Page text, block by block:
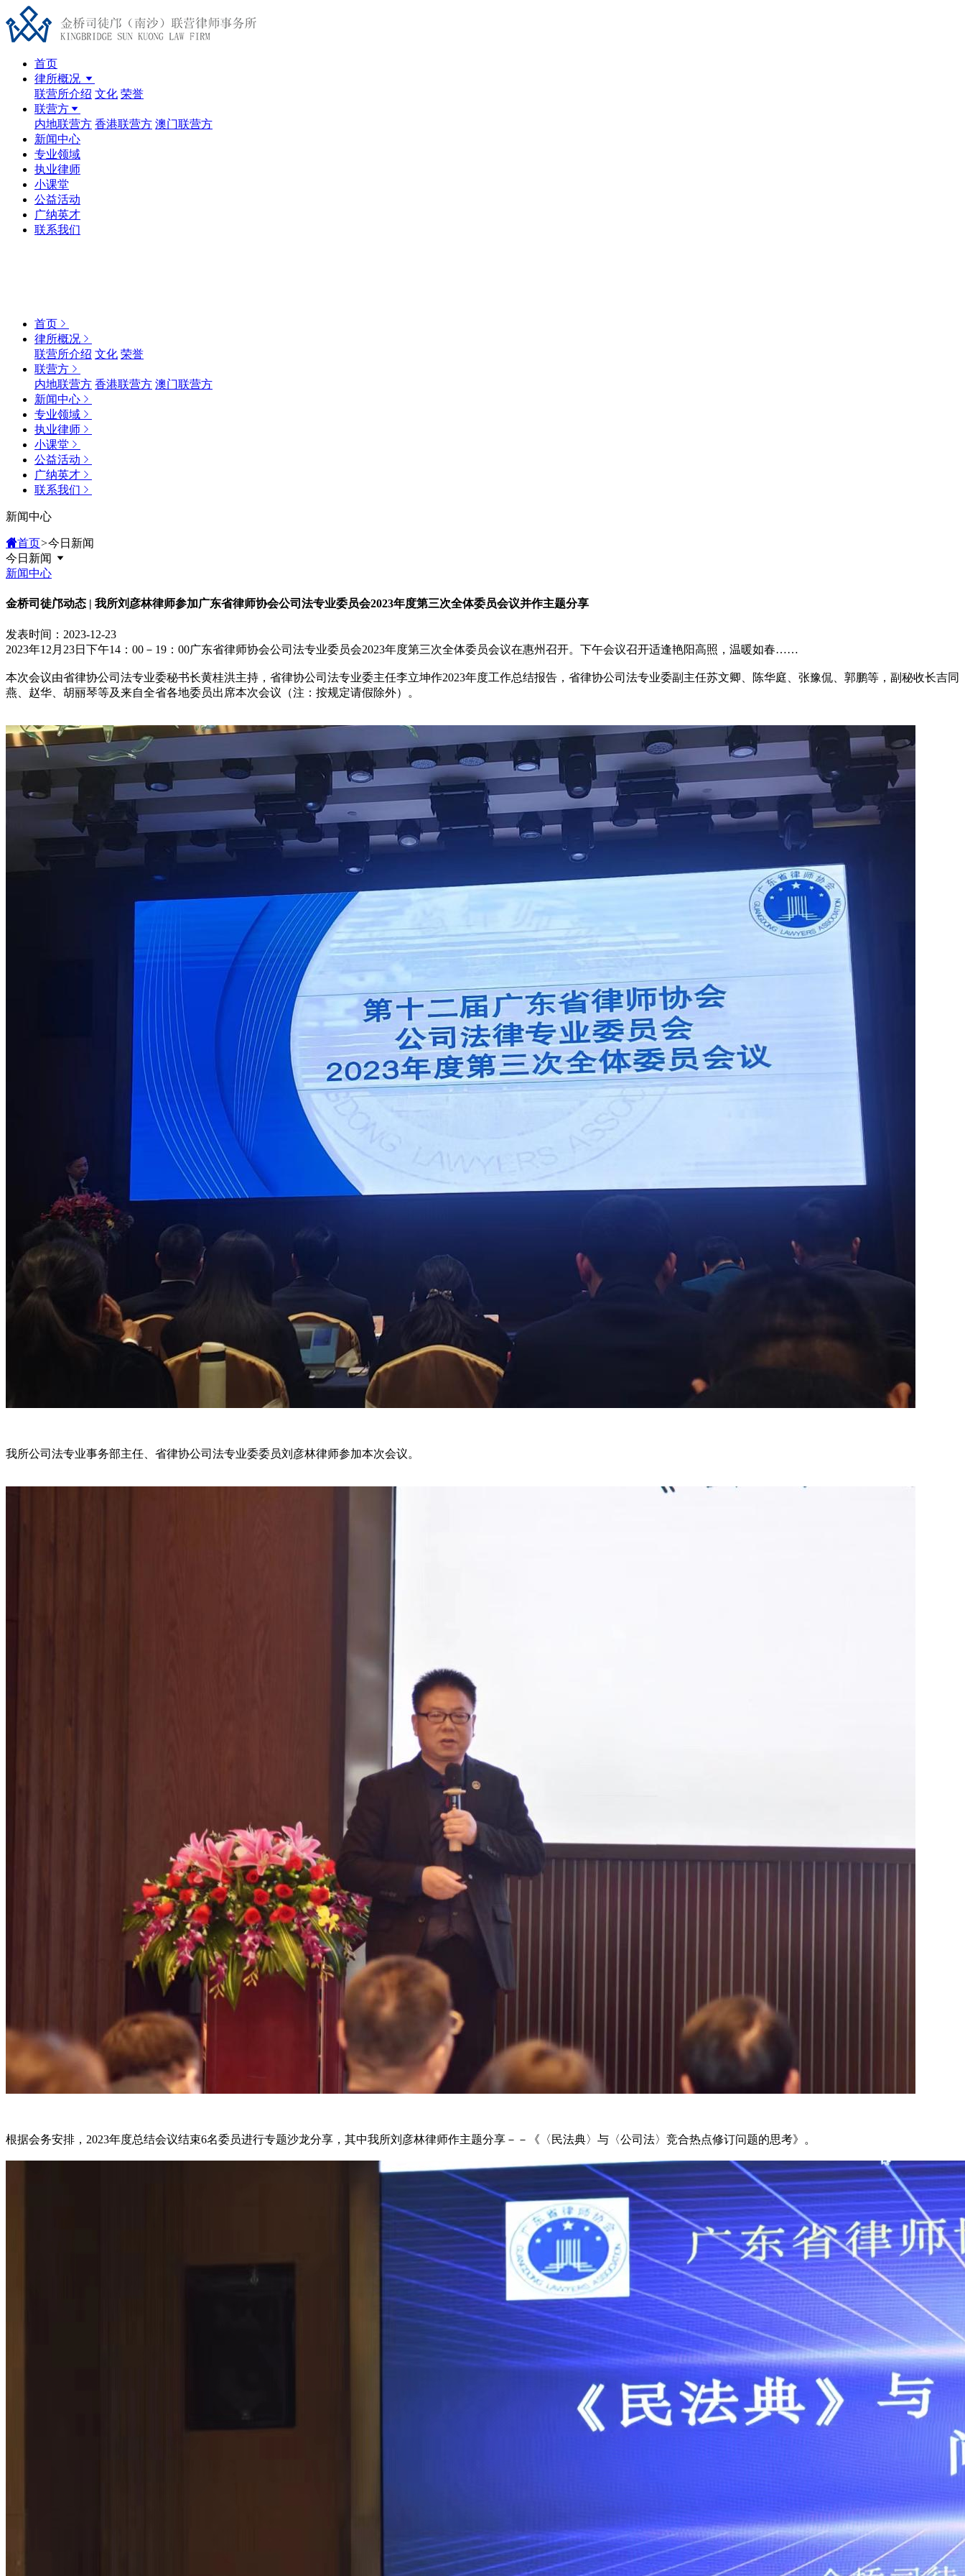
首页
律所概况
联营所介绍 文化 荣誉
联营方
内地联营方 香港联营方 澳门联营方
新闻中心
专业领域
执业律师
小课堂
公益活动
广纳英才
联系我们
首页
律所概况
联营所介绍 文化 荣誉
联营方
内地联营方 香港联营方 澳门联营方
新闻中心
专业领域
执业律师
小课堂
公益活动
广纳英才
联系我们
新闻中心
首页>今日新闻
今日新闻
新闻中心
金桥司徒邝动态 | 我所刘彦林律师参加广东省律师协会公司法专业委员会2023年度第三次全体委员会议并作主题分享
发表时间：2023-12-23
2023年12月23日下午14：00－19：00广东省律师协会公司法专业委员会2023年度第三次全体委员会议在惠州召开。下午会议召开适逢艳阳高照，温暖如春……
本次会议由省律协公司法专业委秘书长黄桂洪主持，省律协公司法专业委主任李立坤作2023年度工作总结报告，省律协公司法专业委副主任苏文卿、陈华庭、张豫侃、郭鹏等，副秘收长吉同
燕、赵华、胡丽琴等及来自全省各地委员出席本次会议（注：按规定请假除外）。
我所公司法专业事务部主任、省律协公司法专业委委员刘彦林律师参加本次会议。
根据会务安排，2023年度总结会议结束6名委员进行专题沙龙分享，其中我所刘彦林律师作主题分享－－《〈民法典〉与〈公司法〉竞合热点修订问题的思考》。